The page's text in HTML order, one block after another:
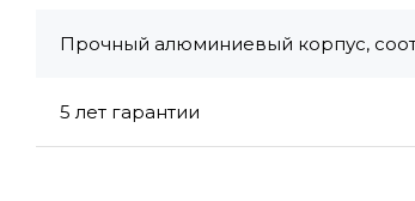
Прочный алюминиевый корпус,
5 лет гарантии